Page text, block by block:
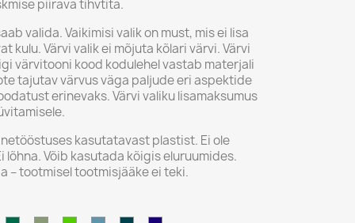
piirava tihvtita.
valida. Vaikimisi valik on must, mis ei lisa
kulu. Värvi valik ei mõjuta kõlari värvi. Värvi
värvitooni kood kodulehel vastab materjali
tajutav värvus väga paljude eri aspektide
erinevaks. Värvi valiku lisamaksumus
kasutatavast plastist. Ei ole
Võib kasutada kõigis eluruumides.
– tootmisel tootmisjääke ei teki.